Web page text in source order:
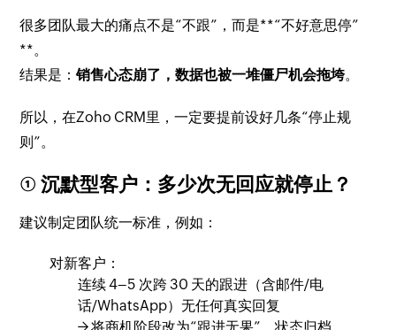
很多团队最大的痛点不是“不跟”，而是**“不好意思停”
**。
结果是：销售心态崩了，数据也被一堆僵尸机会拖垮。
所以，在Zoho CRM里，一定要提前设好几条“停止规
则”。
① 沉默型客户：多少次无回应就停止？
建议制定团队统一标准，例如：
对新客户：
连续 4–5 次跨 30 天的跟进（含邮件/电
话/WhatsApp）无任何真实回复